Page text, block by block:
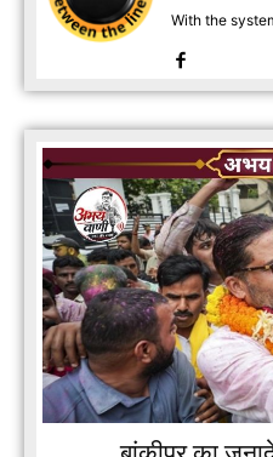
With the